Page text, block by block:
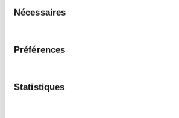
Nécessaires
Préférences
Statistiques
vitesse moyenne
identifier